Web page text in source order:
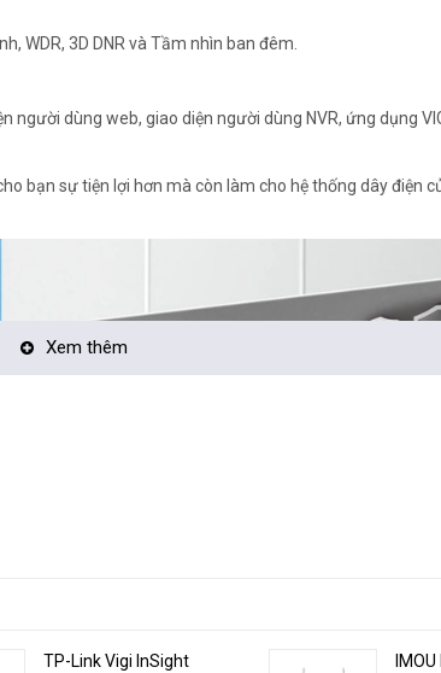
WDR, 3D DNR và Tầm nhìn ban đêm.
người dùng web, giao diện người dùng NVR, ứng dụng
bạn sự tiện lợi hơn mà còn làm cho hệ thống dây điện
Xem thêm
TP-Link Vigi InSight